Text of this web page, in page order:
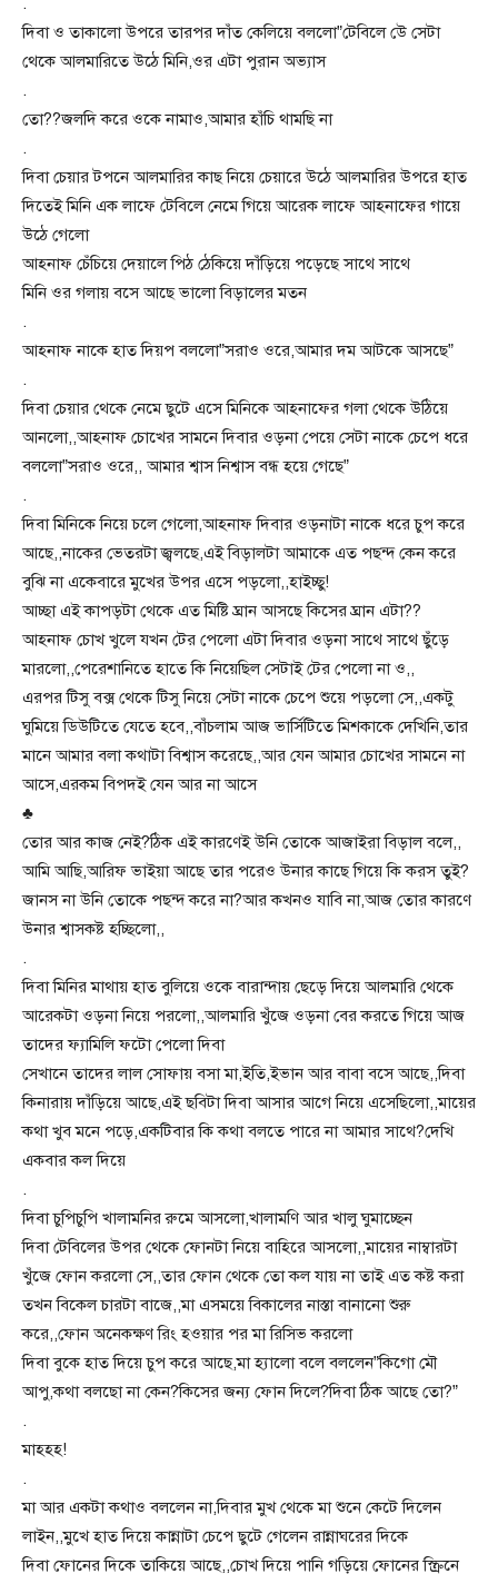
দিবা ও তাকালো উপরে তারপর দাঁত কেলিয়ে বললো”টেবিলে উে সেটা
থেকে আলমারিতে উঠে মিনি,ওর এটা পুরান অভ্যাস
.
তো??জলদি করে ওকে নামাও,আমার হাঁচি থামছি না
.
দিবা চেয়ার টপনে আলমারির কাছ নিয়ে চেয়ারে উঠে আলমারির উপরে হাত
দিতেই মিনি এক লাফে টেবিলে নেমে গিয়ে আরেক লাফে আহনাফের গায়ে
উঠে গেলো
আহনাফ চেঁচিয়ে দেয়ালে পিঠ ঠেকিয়ে দাঁড়িয়ে পড়েছে সাথে সাথে
মিনি ওর গলায় বসে আছে ভালো বিড়ালের মতন
.
আহনাফ নাকে হাত দিয়প বললো”সরাও ওরে,আমার দম আটকে আসছে”
.
দিবা চেয়ার থেকে নেমে ছুটে এসে মিনিকে আহনাফের গলা থেকে উঠিয়ে
আনলো,,আহনাফ চোখের সামনে দিবার ওড়না পেয়ে সেটা নাকে চেপে ধরে
বললো”সরাও ওরে,, আমার শ্বাস নিশ্বাস বন্ধ হয়ে গেছে”
.
দিবা মিনিকে নিয়ে চলে গেলো,আহনাফ দিবার ওড়নাটা নাকে ধরে চুপ করে
আছে,,নাকের ভেতরটা জ্বলছে,এই বিড়ালটা আমাকে এত পছন্দ কেন করে
বুঝি না একেবারে মুখের উপর এসে পড়লো,,হাইচ্ছু!
আচ্ছা এই কাপড়টা থেকে এত মিষ্টি ঘ্রান আসছে কিসের ঘ্রান এটা??
আহনাফ চোখ খুলে যখন টের পেলো এটা দিবার ওড়না সাথে সাথে ছুঁড়ে
মারলো,,পেরেশানিতে হাতে কি নিয়েছিল সেটাই টের পেলো না ও,,
এরপর টিসু বক্স থেকে টিসু নিয়ে সেটা নাকে চেপে শুয়ে পড়লো সে,,একটু
ঘুমিয়ে ডিউটিতে যেতে হবে,,বাঁচলাম আজ ভার্সিটিতে মিশকাকে দেখিনি,তার
মানে আমার বলা কথাটা বিশ্বাস করেছে,,আর যেন আমার চোখের সামনে না
আসে,এরকম বিপদই যেন আর না আসে
♣
তোর আর কাজ নেই?ঠিক এই কারণেই উনি তোকে আজাইরা বিড়াল বলে,,
আমি আছি,আরিফ ভাইয়া আছে তার পরেও উনার কাছে গিয়ে কি করস তুই?
জানস না উনি তোকে পছন্দ করে না?আর কখনও যাবি না,আজ তোর কারণে
উনার শ্বাসকষ্ট হচ্ছিলো,,
.
দিবা মিনির মাথায় হাত বুলিয়ে ওকে বারান্দায় ছেড়ে দিয়ে আলমারি থেকে
আরেকটা ওড়না নিয়ে পরলো,,আলমারি খুঁজে ওড়না বের করতে গিয়ে আজ
তাদের ফ্যামিলি ফটো পেলো দিবা
সেখানে তাদের লাল সোফায় বসা মা,ইতি,ইভান আর বাবা বসে আছে,,দিবা
কিনারায় দাঁড়িয়ে আছে,এই ছবিটা দিবা আসার আগে নিয়ে এসেছিলো,,মায়ের
কথা খুব মনে পড়ে,একটিবার কি কথা বলতে পারে না আমার সাথে?দেখি
একবার কল দিয়ে
.
দিবা চুপিচুপি খালামনির রুমে আসলো,খালামণি আর খালু ঘুমাচ্ছেন
দিবা টেবিলের উপর থেকে ফোনটা নিয়ে বাহিরে আসলো,,মায়ের নাম্বারটা
খুঁজে ফোন করলো সে,,তার ফোন থেকে তো কল যায় না তাই এত কষ্ট করা
তখন বিকেল চারটা বাজে,,মা এসময়ে বিকালের নাস্তা বানানো শুরু
করে,,ফোন অনেকক্ষণ রিং হওয়ার পর মা রিসিভ করলো
দিবা বুকে হাত দিয়ে চুপ করে আছে,মা হ্যালো বলে বললেন”কিগো মৌ
আপু,কথা বলছো না কেন?কিসের জন্য ফোন দিলে?দিবা ঠিক আছে তো?”
.
মাহহহ!
.
মা আর একটা কথাও বললেন না,দিবার মুখ থেকে মা শুনে কেটে দিলেন
লাইন,,মুখে হাত দিয়ে কান্নাটা চেপে ছুটে গেলেন রান্নাঘরের দিকে
দিবা ফোনের দিকে তাকিয়ে আছে,,চোখ দিয়ে পানি গড়িয়ে ফোনের স্ক্রিনে